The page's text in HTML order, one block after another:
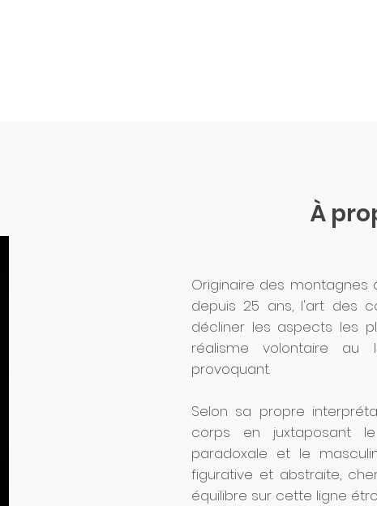
À
Originaire des montagnes
depuis 25 ans, l'art des
décliner les aspects les
réalisme volontaire au
provoquant.
Selon sa propre
corps en juxtaposant
paradoxale et le
figurative et abstraite,
équilibre sur cette ligne